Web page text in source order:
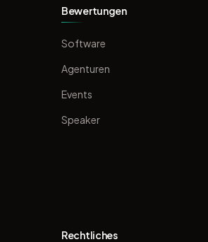
Bewertungen
Software
Agenturen
Events
Speaker
Rechtliches